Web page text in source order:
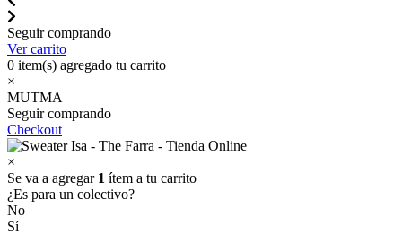
Seguir comprando
Ver carrito
0 item(s) agregado tu carrito
×
MUTMA
Seguir comprando
Checkout
×
Se va a agregar 1 ítem a tu carrito
¿Es para un colectivo?
No
Sí